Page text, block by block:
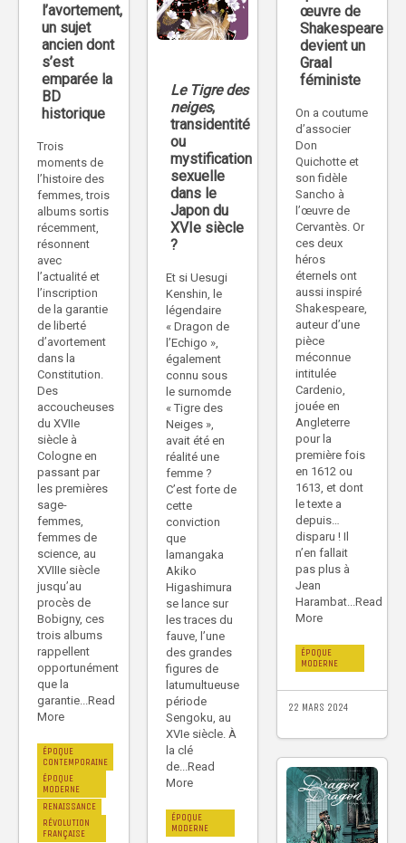
œuvre de
Shakespeare
devient un
Graal
féministe
On a coutume
d’associer
Don
Quichotte et
son fidèle
Sancho à
l’œuvre de
Cervantès. Or
ces deux
héros
éternels ont
aussi inspiré
Shakespeare,
auteur d’une
pièce
méconnue
intitulée
Cardenio,
jouée en
Angleterre
pour la
première fois
en 1612 ou
1613, et dont
le texte a
depuis…
disparu ! Il
n’en fallait
pas plus à
Jean
Harambat...Read
More
ÉPOQUE
MODERNE
22 MARS 2024
l’avortement,
un sujet
ancien dont
s’est
emparée la
BD
historique
Trois
moments de
l’histoire des
femmes, trois
albums sortis
récemment,
résonnent
avec
l’actualité et
l’inscription
de la garantie
de liberté
d’avortement
dans la
Constitution.
Des
accoucheuses
du XVIIe
siècle à
Cologne en
passant par
les premières
sage-
femmes,
femmes de
science, au
XVIIIe siècle
jusqu’au
procès de
Bobigny, ces
trois albums
rappellent
opportunément
que la
garantie...Read
More
ÉPOQUE
CONTEMPORAINE
ÉPOQUE
MODERNE
RENAISSANCE
RÉVOLUTION
FRANÇAISE
Le Tigre des
neiges,
transidentité
ou
mystification
sexuelle
dans le
Japon du
XVIe siècle
?
Et si Uesugi
Kenshin, le
légendaire
« Dragon de
l’Echigo »,
également
connu sous
le surnomde
« Tigre des
Neiges »,
avait été en
réalité une
femme ?
C’est forte de
cette
conviction
que
lamangaka
Akiko
Higashimura
se lance sur
les traces du
fauve, l’une
des grandes
figures de
latumultueuse
période
Sengoku, au
XVIe siècle. À
la clé
de...Read
More
ÉPOQUE
MODERNE